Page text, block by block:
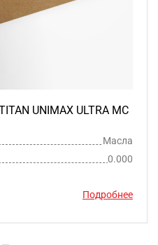
UNIMAX ULTRA MC
Масла
0.000
Подробнее